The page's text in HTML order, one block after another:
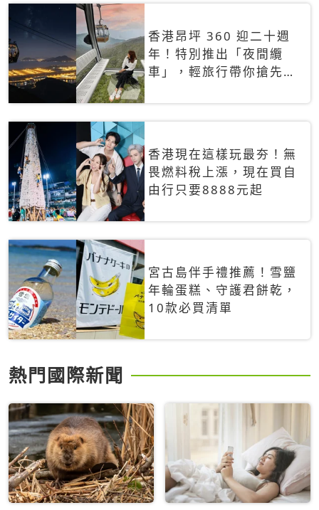
香港昂坪 360 迎二十週
年！特別推出「夜間纜
車」，輕旅行帶你搶先揭
香港現在這樣玩最夯！無
畏燃料稅上漲，現在買自
由行只要8888元起
宮古島伴手禮推薦！雪鹽
年輪蛋糕、守護君餅乾，
10款必買清單
熱門國際新聞